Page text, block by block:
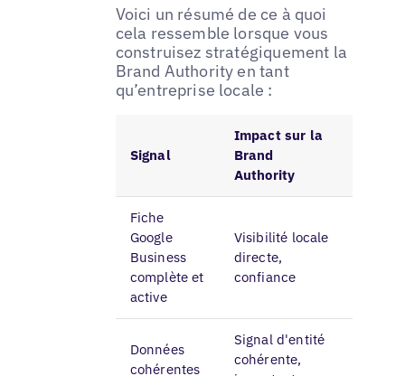
Voici un résumé de ce à quoi
cela ressemble lorsque vous
construisez stratégiquement la
Brand Authority en tant
qu’entreprise locale :
Signal
Impact sur la
Brand
Authority
Fiche
Google
Business
complète et
active
Visibilité locale
directe,
confiance
Données
cohérentes
Signal d'entité
cohérente,